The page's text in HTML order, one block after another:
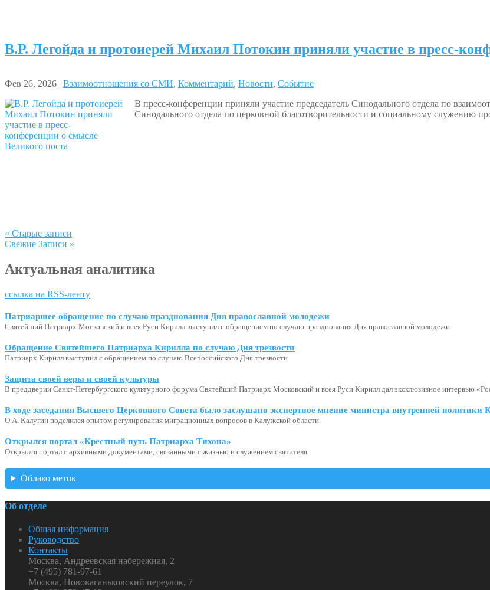
В.Р. Легойда и протоиерей Михаил Потокин приняли участие в пресс-
Фев 26, 2026 | Взаимоотношения со СМИ, Комментарий, Новости, Событие
В пресс-конференции приняли участие председатель Синодального отдела по
Синодального отдела по церковной благотворительности и социальному служению
« Старые записи
Свежие Записи »
Актуальная аналитика
ссылка на RSS-ленту
Патриаршее обращение по случаю празднования Дня православной молодежи
Святейший Патриарх Московский и всея Руси Кирилл выступил с обращением по случаю празднования Дня православной молодежи
Обращение Святейшего Патриарха Кирилла по случаю Дня трезвости
Патриарх Кирилл выступил с обращением по случаю Всероссийского Дня трезвости
Защита своей веры и своей культуры
В преддверии Санкт-Петербургского культурного форума Святейший Патриарх Московский и всея Руси Кирилл дал эксклюзивное интервью
В ходе заседания Высшего Церковного Совета было заслушано экспертное мнение министра внутренней
О.А. Калугин поделился опытом регулирования миграционных вопросов в Калужской области
Открылся портал «Крестный путь Патриарха Тихона»
Открылся портал с архивными документами, связанными с жизнью и служением святителя
Облако меток
Об отделе
Общая информация
Руководство
Контакты
Москва, Андреевская набережная, 2
+7 (495) 781-97-61
Москва, Нововаганьковский переулок, 7